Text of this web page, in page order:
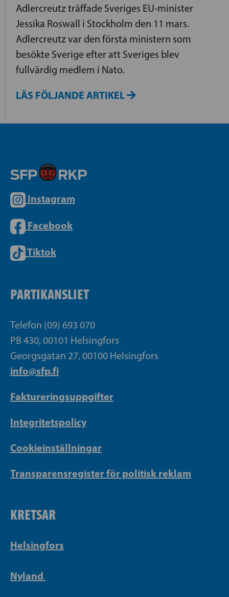
Adlercreutz träffade Sveriges EU-minister
Jessika Roswall i Stockholm den 11 mars.
Adlercreutz var den första ministern som
besökte Sverige efter att Sveriges blev
fullvärdig medlem i Nato.
LÄS FÖLJANDE ARTIKEL
Instagram
Facebook
Tiktok
PARTIKANSLIET
Telefon (09) 693 070
PB 430, 00101 Helsingfors
Georgsgatan 27, 00100 Helsingfors
info@sfp.fi
Faktureringsuppgifter
Integritetspolicy
Cookieinställningar
Transparensregister för politisk reklam
KRETSAR
Helsingfors
Nyland